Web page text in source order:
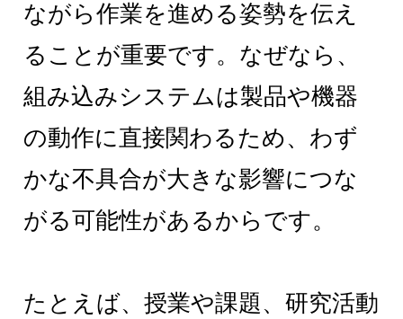
ながら作業を進める姿勢を伝え
ることが重要です。なぜなら、
組み込みシステムは製品や機器
の動作に直接関わるため、わず
かな不具合が大きな影響につな
がる可能性があるからです。
たとえば、授業や課題、研究活動